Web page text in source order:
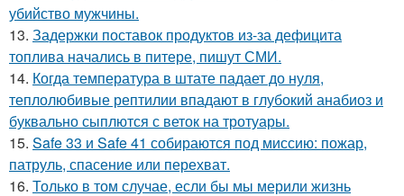
убийство мужчины.
13. Задержки поставок продуктов из-за дефицита
топлива начались в питере, пишут СМИ.
14. Когда температура в штате падает до нуля,
теплолюбивые рептилии впадают в глубокий анабиоз и
буквально сыплются с веток на тротуары.
15. Safe 33 и Safe 41 собираются под миссию: пожар,
патруль, спасение или перехват.
16. Только в том случае, если бы мы мерили жизнь